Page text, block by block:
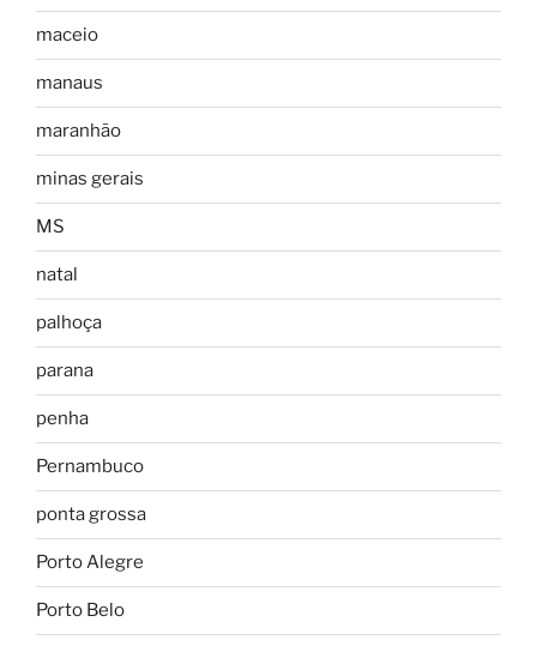
maceio
manaus
maranhão
minas gerais
MS
natal
palhoça
parana
penha
Pernambuco
ponta grossa
Porto Alegre
Porto Belo